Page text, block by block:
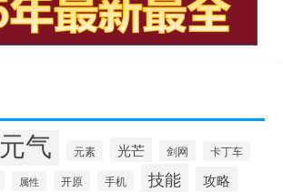
元气 元素 光芒 剑网 卡丁车
属性 开原 手机 技能 攻略